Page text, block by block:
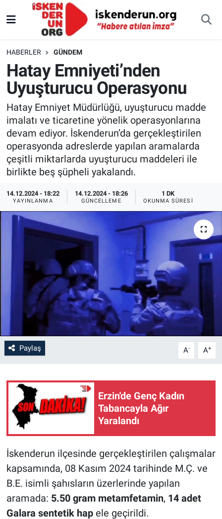
HABERLER GÜNDEM
Hatay Emniyeti’nden
Uyuşturucu Operasyonu
Hatay Emniyet Müdürlüğü, uyuşturucu madde
imalatı ve ticaretine yönelik operasyonlarına
devam ediyor. İskenderun’da gerçekleştirilen
operasyonda adreslerde yapılan aramalarda
çeşitli miktarlarda uyuşturucu maddeleri ile
birlikte beş şüpheli yakalandı.
14.12.2024 - 18:22
YAYINLANMA
14.12.2024 - 18:26
GÜNCELLEME
1 DK
OKUNMA SÜRESI
Paylaş A- A+
Erzin'de Genç Kadın
Tabancayla Ağır
Yaralandı
İskenderun ilçesinde gerçekleştirilen çalışmalar
kapsamında, 08 Kasım 2024 tarihinde M.Ç. ve
B.E. isimli şahısların üzerlerinde yapılan
aramada: 5.50 gram metamfetamin, 14 adet
Galara sentetik hapele geçirildi.